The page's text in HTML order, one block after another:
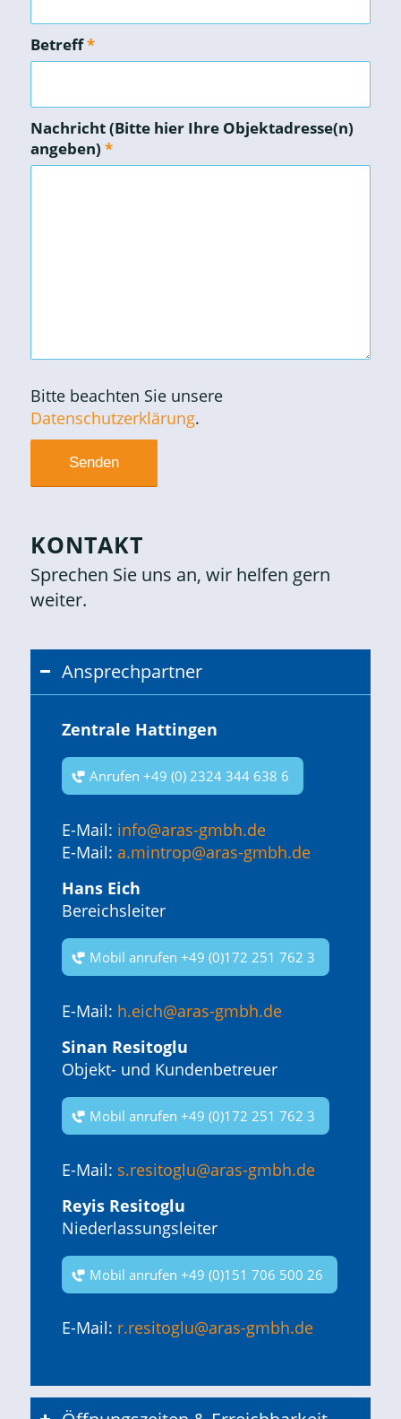
Betreff*
Nachricht (Bitte hier Ihre Objektadresse(n)
angeben) *
Bitte beachten Sie unsere
Datenschutzerklärung.
KONTAKT
Sprechen Sie uns an, wir helfen gern
weiter.
Ansprechpartner
Zentrale Hattingen
Anrufen +49 (0) 2324 344 638 6
E-Mail: info@aras-gmbh.de
E-Mail: a.mintrop@aras-gmbh.de
Hans Eich
Bereichsleiter
Mobil anrufen +49 (0)172 251 762 3
E-Mail: h.eich@aras-gmbh.de
Sinan Resitoglu
Objekt- und Kundenbetreuer
Mobil anrufen +49 (0)172 251 762 3
E-Mail: s.resitoglu@aras-gmbh.de
Reyis Resitoglu
Niederlassungsleiter
Mobil anrufen +49 (0)151 706 500 26
E-Mail: r.resitoglu@aras-gmbh.de